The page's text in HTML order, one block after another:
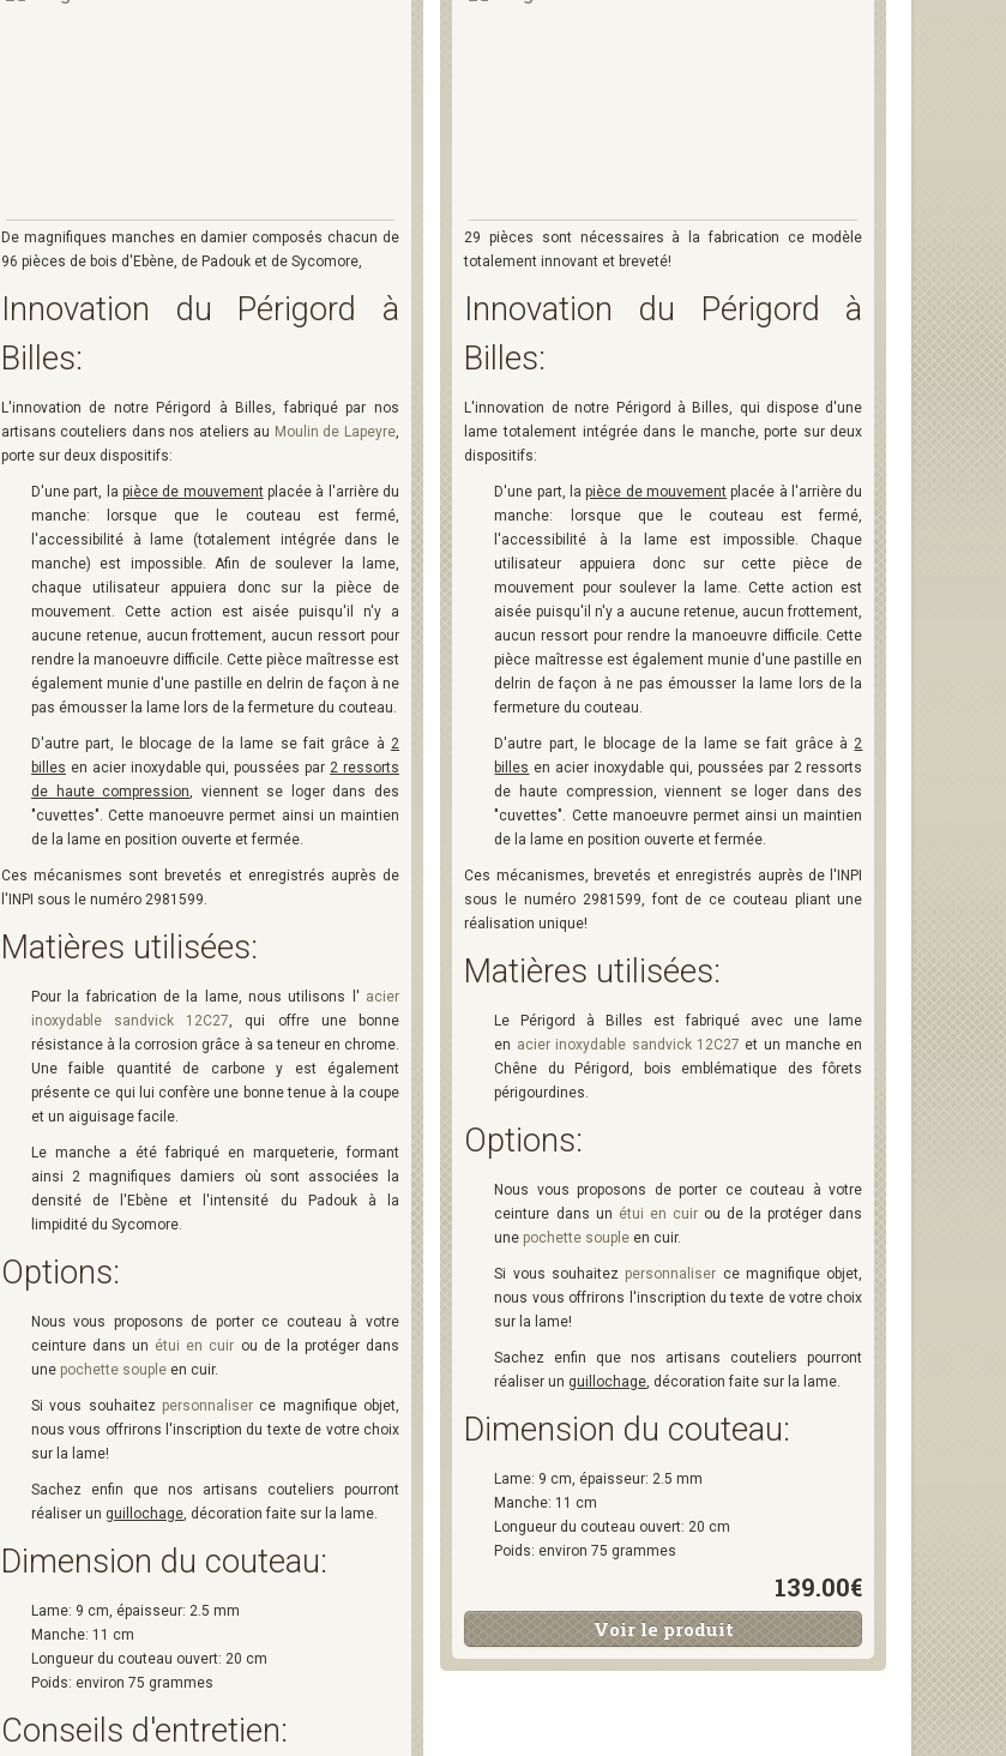
De magnifiques manches en damier composés chacun de
96 pièces de bois d'Ebène, de Padouk et de Sycomore,
Innovation du Périgord à
Billes:
L'innovation de notre Périgord à Billes, fabriqué par nos
artisans couteliers dans nos ateliers au Moulin de Lapeyre,
porte sur deux dispositifs:
D'une part, la pièce de mouvementplacée à l'arrière du
manche: lorsque que le couteau est fermé,
l'accessibilité à lame (totalement intégrée dans le
manche) est impossible. Afin de soulever la lame,
chaque utilisateur appuiera donc sur la pièce de
mouvement. Cette action est aisée puisqu'il n'y a
aucune retenue, aucun frottement, aucun ressort pour
rendre la manoeuvre difficile. Cette pièce maîtresse est
également munie d'une pastille en delrin de façon à ne
pas émousser la lame lors de la fermeture du couteau.
D'autre part, le blocage de la lame se fait grâce à 2
billes en acier inoxydable qui, poussées par 2 ressorts
de haute compression, viennent se loger dans des
"cuvettes". Cette manoeuvre permet ainsi un maintien
de la lame en position ouverte et fermée.
Ces mécanismes sont brevetés et enregistrés auprès de
l'INPI sous le numéro 2981599.
Matières utilisées:
Pour la fabrication de la lame, nous utilisons l' acier
inoxydable sandvick 12C27, qui offre une bonne
résistance à la corrosion grâce à sa teneur en chrome.
Une faible quantité de carbone y est également
présente ce qui lui confère une bonne tenue à la coupe
et un aiguisage facile.
Le manche a été fabriqué en marqueterie, formant
ainsi 2 magnifiques damiers où sont associées la
densité de l'Ebène et l'intensité du Padouk à la
limpidité du Sycomore.
Options:
Nous vous proposons de porter ce couteau à votre
ceinture dans un étui en cuir ou de la protéger dans
une pochette soupleen cuir.
Si vous souhaitez personnaliserce magnifique objet,
nous vous offrirons l'inscription du texte de votre choix
sur la lame!
Sachez enfin que nos artisans couteliers pourront
réaliser un guillochage, décoration faite sur la lame.
Dimension du couteau:
Lame: 9 cm, épaisseur: 2.5 mm
Manche: 11 cm
Longueur du couteau ouvert: 20 cm
Poids: environ 75 grammes
Conseils d'entretien:
29 pièces sont nécessaires à la fabrication ce modèle
totalement innovant et breveté!
Innovation du Périgord à
Billes:
L'innovation de notre Périgord à Billes, qui dispose d'une
lame totalement intégrée dans le manche, porte sur deux
dispositifs:
D'une part, lapièce de mouvement placée à l'arrière du
manche: lorsque que le couteau est fermé,
l'accessibilité à la lame est impossible. Chaque
utilisateur appuiera donc sur cette pièce de
mouvement pour soulever la lame. Cette action est
aisée puisqu'il n'y a aucune retenue, aucun frottement,
aucun ressort pour rendre la manoeuvre difficile. Cette
pièce maîtresse est également munie d'une pastille en
delrin de façon à ne pas émousser la lame lors de la
fermeture du couteau.
D'autre part, le blocage de la lame se fait grâce à 2
billes en acier inoxydable qui, poussées par 2 ressorts
de haute compression, viennent se loger dans des
"cuvettes". Cette manoeuvre permet ainsi un maintien
de la lame en position ouverte et fermée.
Ces mécanismes, brevetés et enregistrés auprès de l'INPI
sous le numéro 2981599, font de ce couteau pliant une
réalisation unique!
Matières utilisées:
Le Périgord à Billes est fabriqué avec une lame
en acier inoxydable sandvick 12C27 et un manche en
Chêne du Périgord, bois emblématique des fôrets
périgourdines.
Options:
Nous vous proposons de porter ce couteau à votre
ceinture dans un étui en cuirou de la protéger dans
une pochette souple en cuir.
Si vous souhaitez personnaliser ce magnifique objet,
nous vous offrirons l'inscription du texte de votre choix
sur la lame!
Sachez enfin que nos artisans couteliers pourront
réaliser un guillochage, décoration faite sur la lame.
Dimension du couteau:
Lame: 9 cm, épaisseur: 2.5 mm
Manche: 11 cm
Longueur du couteau ouvert: 20 cm
Poids: environ 75 grammes
139.00€
Voir le produit